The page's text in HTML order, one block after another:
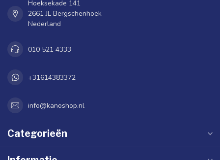
Hoeksekade 141
2661 JL Bergschenhoek
Nederland
010 521 4333
+31614383372
info@kanoshop.nl
Categorieën